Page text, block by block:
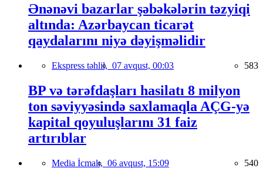
Ənənəvi bazarlar şəbəkələrin təzyiqi
altında: Azərbaycan ticarət
qaydalarını niyə dəyişməlidir
Ekspress təhlil, 07 avqust, 00:03 583
BP və tərəfdaşları hasilatı 8 milyon
ton səviyyəsində saxlamaqla AÇG-yə
kapital qoyuluşlarını 31 faiz
artırıblar
Media İcmalı, 06 avqust, 15:09 540